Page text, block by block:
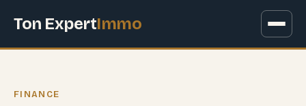
Ton ExpertImmo
FINANCE